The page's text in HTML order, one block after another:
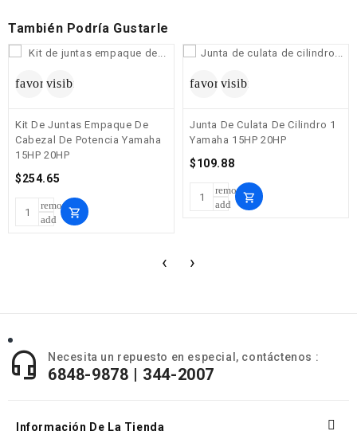
También Podría Gustarle
favorite_border
visibility
Kit De Juntas Empaque De
Cabezal De Potencia Yamaha
15HP 20HP
$254.65
remove
add
shopping_cart
favorite_border
visibility
Junta De Culata De Cilindro 1
Yamaha 15HP 20HP
$109.88Precio
remove
add
shopping_cart
‹ ›
 Necesita un repuesto en especial, contáctenos :
6848-9878 | 344-2007
Información De La Tienda 